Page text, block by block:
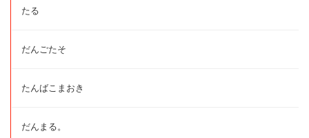
たる
だんごたそ
たんばこまおき
だんまる。